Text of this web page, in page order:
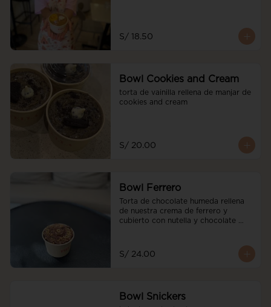
S/ 18.50
Bowl Cookies and Cream
torta de vainilla rellena de manjar de
cookies and cream
S/ 20.00
Bowl Ferrero
Torta de chocolate humeda rellena
de nuestra crema de ferrero y
cubierto con nutella y chocolate
S/ 24.00
Bowl Snickers